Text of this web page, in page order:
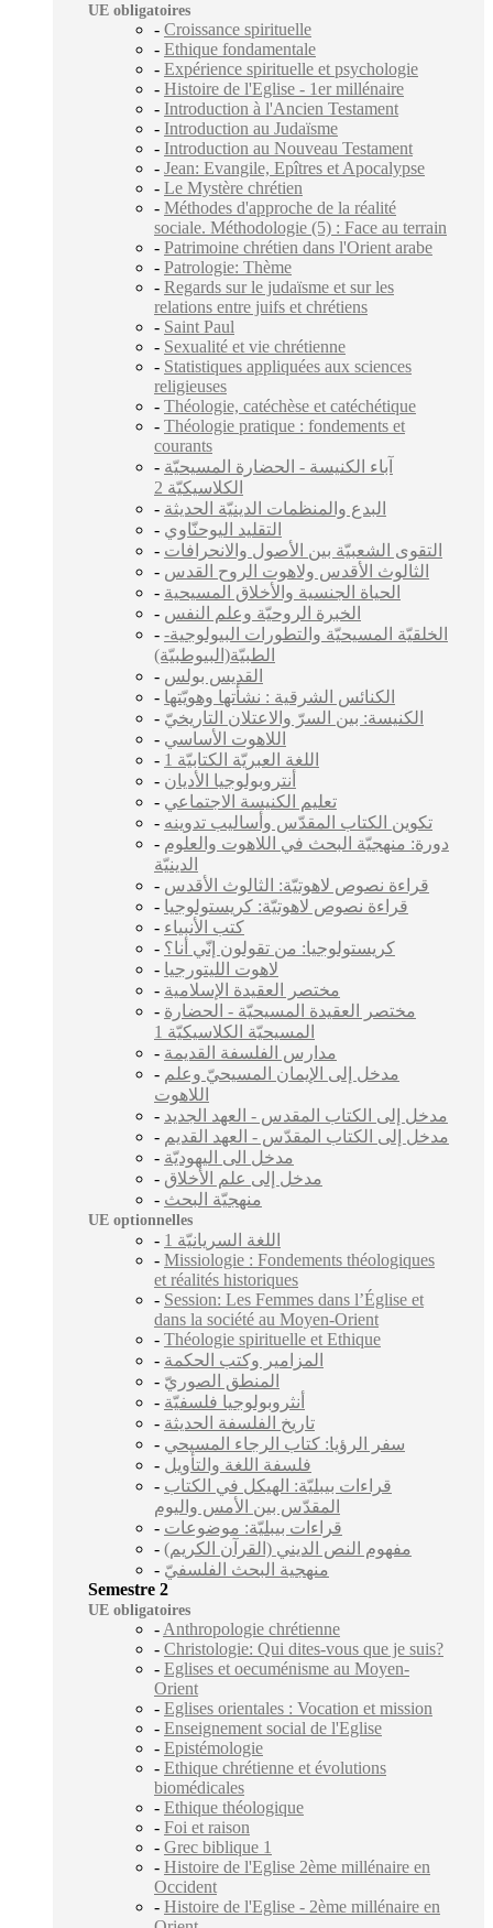
UE obligatoires
- Croissance spirituelle
- Ethique fondamentale
- Expérience spirituelle et psychologie
- Histoire de l'Eglise - 1er millénaire
- Introduction à l'Ancien Testament
- Introduction au Judaïsme
- Introduction au Nouveau Testament
- Jean: Evangile, Epîtres et Apocalypse
- Le Mystère chrétien
- Méthodes d'approche de la réalité
sociale. Méthodologie (5) : Face au terrain
- Patrimoine chrétien dans l'Orient arabe
- Patrologie: Thème
- Regards sur le judaïsme et sur les
relations entre juifs et chrétiens
- Saint Paul
- Sexualité et vie chrétienne
- Statistiques appliquées aux sciences
religieuses
- Théologie, catéchèse et catéchétique
- Théologie pratique : fondements et
courants
- آباء الكنيسة - الحضارة المسيحيّة
الكلاسيكيّة 2
- البدع والمنظمات الدينيّة الحديثة
- التقليد اليوحنّاوي
- التقوى الشعبيّة بين الأصول والانحرافات
- الثالوث الأقدس ولاهوت الروح القدس
- الحياة الجنسية والأخلاق المسيحية
- الخبرة الروحيّة وعلم النفس
- الخلقيّة المسيحيّة والتطورات البيولوجية-
الطبيّة(البيوطبيّة)
- القديس بولس
- الكنائس الشرقية : نشأتها وهويّتها
- الكنيسة: بين السرّ والاعتلان التاريخيّ
- اللاهوت الأساسي
-
اللغة العبريّة الكتابيّة 1
- أنتروبولوجيا الأديان
- تعليم الكنيسة الاجتماعي
- تكوين الكتاب المقدّس وأساليب تدوينه
- دورة: منهجيّة البحث في اللاهوت والعلوم
الدينيّة
- قراءة نصوص لاهوتيّة: الثالوث الأقدس
- قراءة نصوص لاهوتيّة: كريستولوجيا
- كتب الأنبياء
- كريستولوجيا: من تقولون إنّي أنا؟
- لاهوت الليتورجيا
- مختصر العقيدة الإسلامية
- مختصر العقيدة المسيحيّة - الحضارة
المسيحيّة الكلاسيكيّة 1
- مدارس الفلسفة القديمة
- مدخل إلى الإيمان المسيحيّ وعلم
اللاهوت
- مدخل إلى الكتاب المقدس - العهد الجديد
- مدخل إلى الكتاب المقدّس - العهد القديم
- مدخل الى اليهوديّة
- مدخل إلى علم الأخلاق
- منهجيّة البحث
UE optionnelles
-
1 اللغة السريانيّة
- Missiologie : Fondements théologiques
et réalités historiques
- Session: Les Femmes dans l’Église et
dans la société au Moyen-Orient
- Théologie spirituelle et Ethique
- المزامير وكتب الحكمة
- المنطق الصوريّ
- أنثروبولوجيا فلسفيّة
- تاريخ الفلسفة الحديثة
- سفر الرؤيا: كتاب الرجاء المسيحي
- فلسفة اللغة والتأويل
- قراءات بيبليّة: الهيكل في الكتاب
المقدّس بين الأمس واليوم
- قراءات بيبليّة: موضوعات
- مفهوم النص الديني (القرآن الكريم)
- منهجية البحث الفلسفيّ
Semestre 2
UE obligatoires
- Anthropologie chrétienne
- Christologie: Qui dites-vous que je suis?
- Eglises et oecuménisme au Moyen-
Orient
- Eglises orientales : Vocation et mission
- Enseignement social de l'Eglise
- Epistémologie
- Ethique chrétienne et évolutions
biomédicales
- Ethique théologique
- Foi et raison
- Grec biblique 1
- Histoire de l'Eglise 2ème millénaire en
Occident
- Histoire de l'Eglise - 2ème millénaire en